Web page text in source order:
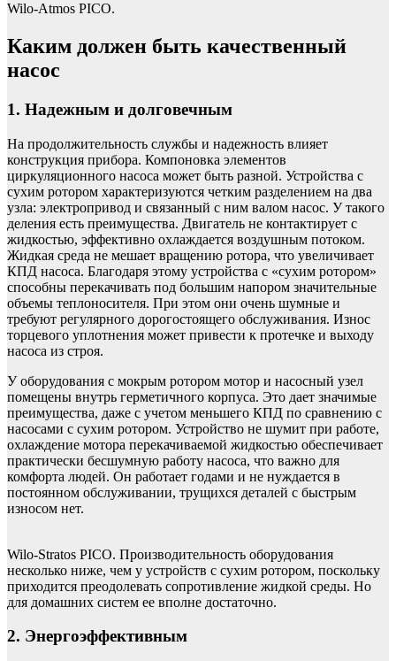
Wilo-Atmos PICO.
Каким должен быть качественный
насос
1. Надежным и долговечным
На продолжительность службы и надежность влияет
конструкция прибора. Компоновка элементов
циркуляционного насоса может быть разной. Устройства с
сухим ротором характеризуются четким разделением на два
узла: электропривод и связанный с ним валом насос. У такого
деления есть преимущества. Двигатель не контактирует с
жидкостью, эффективно охлаждается воздушным потоком.
Жидкая среда не мешает вращению ротора, что увеличивает
КПД насоса. Благодаря этому устройства с «сухим ротором»
способны перекачивать под большим напором значительные
объемы теплоносителя. При этом они очень шумные и
требуют регулярного дорогостоящего обслуживания. Износ
торцевого уплотнения может привести к протечке и выходу
насоса из строя.
У оборудования с мокрым ротором мотор и насосный узел
помещены внутрь герметичного корпуса. Это дает значимые
преимущества, даже с учетом меньшего КПД по сравнению с
насосами с сухим ротором. Устройство не шумит при работе,
охлаждение мотора перекачиваемой жидкостью обеспечивает
практически бесшумную работу насоса, что важно для
комфорта людей. Он работает годами и не нуждается в
постоянном обслуживании, трущихся деталей с быстрым
износом нет.
Wilo-Stratos PICO. Производительность оборудования
несколько ниже, чем у устройств с сухим ротором, поскольку
приходится преодолевать сопротивление жидкой среды. Но
для домашних систем ее вполне достаточно.
2. Энергоэффективным